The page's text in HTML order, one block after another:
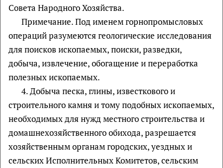
Совета Народного Хозяйства.
Примечание. Под именем горнопромысловых
операций разумеются геологические исследования
для поисков ископаемых, поиски, разведки,
добыча, извлечение, обогащение и переработка
полезных ископаемых.
4. Добыча песка, глины, известкового и
строительного камня и тому подобных ископаемых,
необходимых для нужд местного строительства и
домашнехозяйственного обихода, разрешается
хозяйственным органам городских, уездных и
сельских Исполнительных Комитетов, сельским